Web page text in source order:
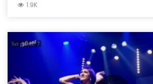
1.9K